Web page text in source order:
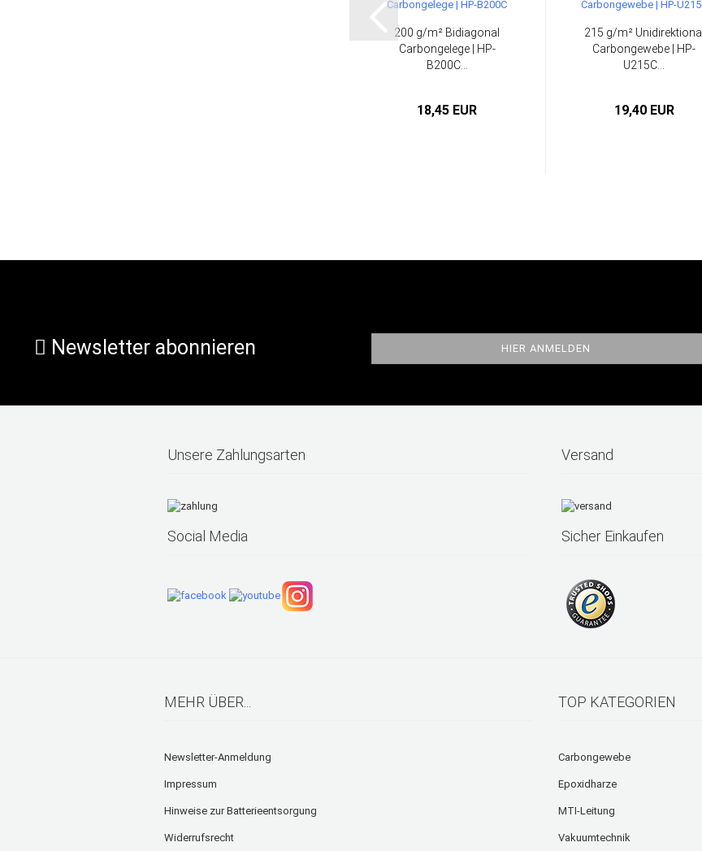
200 g/m² Bidiagonal
Carbongelege | HP-
B200C...
18,45 EUR
215 g/m² Unidirektional
Carbongewebe | HP-
U215C...
19,40 EUR
Newsletter abonnieren
Unsere Zahlungsarten Versand
Social Media Sicher Einkaufen
MEHR ÜBER...
Newsletter-Anmeldung
Impressum
Hinweise zur Batterieentsorgung
Widerrufsrecht
TOP KATEGORIEN
Carbongewebe
Epoxidharze
MTI-Leitung
Vakuumtechnik